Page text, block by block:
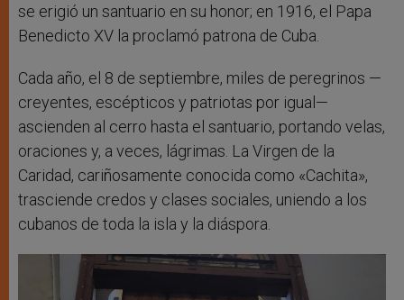
se erigió un santuario en su honor; en 1916, el Papa
Benedicto XV la proclamó patrona de Cuba.
Cada año, el 8 de septiembre, miles de peregrinos —
creyentes, escépticos y patriotas por igual—
ascienden al cerro hasta el santuario, portando velas,
oraciones y, a veces, lágrimas. La Virgen de la
Caridad, cariñosamente conocida como «Cachita»,
trasciende credos y clases sociales, uniendo a los
cubanos de toda la isla y la diáspora.